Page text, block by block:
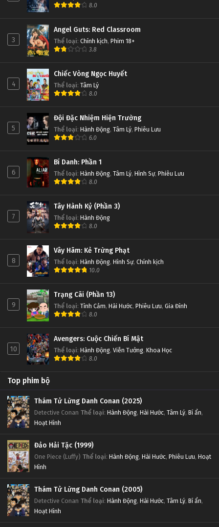
8.0
3
Angel Guts: Red Classroom
Thể loại: Chính kịch, Phim 18+
3.8
4
Chiếc Vòng Ngọc Huyết
Thể loại: Tâm Lý
8.0
5
Đội Đặc Nhiệm Hiện Trường
Thể loại: Hành Động, Tâm Lý, Phiêu Lưu
6.0
6
Bí Danh: Phần 1
Thể loại: Hành Động, Tâm Lý, Hình Sự, Phiêu Lưu
8.0
7
Tây Hành Kỷ (Phần 3)
Thể loại: Hành Động
8.0
8
Vây Hãm: Kẻ Trừng Phạt
Thể loại: Hành Động, Hình Sự, Chính kịch
10.0
9
Trạng Cãi (Phần 13)
Thể loại: Tình Cảm, Hài Hước, Phiêu Lưu, Gia Đình
8.0
10
Avengers: Cuộc Chiến Bí Mật
Thể loại: Hành Động, Viễn Tưởng, Khoa Học
8.0
Top phim bộ
Thám Tử Lừng Danh Conan (2025)
Detective Conan Thể loại: Hành Động, Hài Hước, Tâm Lý, Bí ẩn,
Hoạt Hình
Đảo Hải Tặc (1999)
One Piece (Luffy) Thể loại: Hành Động, Hài Hước, Phiêu Lưu, Hoạt
Hình
Thám Tử Lừng Danh Conan (2005)
Detective Conan Thể loại: Hành Động, Hài Hước, Tâm Lý, Bí ẩn,
Hoạt Hình